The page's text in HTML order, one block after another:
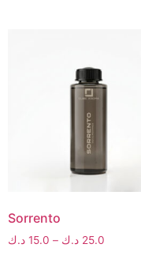
Sorrento
15.0 د.ك – 25.0 د.ك